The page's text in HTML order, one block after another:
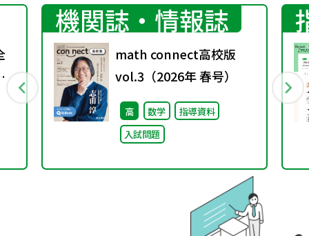
機関誌・情報誌
math connect高校版
vol.3（2026年 春号）
高 数学
指導資料
入試問題